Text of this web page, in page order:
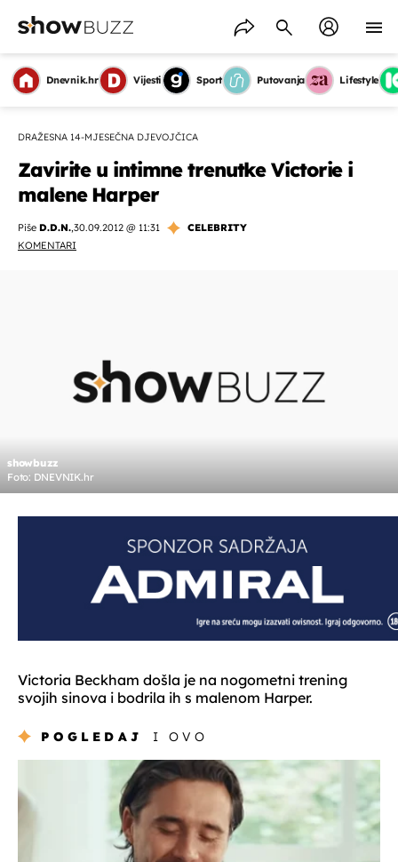
Dnevnik.hr Vijesti Sport Putovanja Lifestyle
DRAŽESNA 14-MJESEČNA DJEVOJČICA
Zavirite u intimne trenutke Victorie i
malene Harper
Piše D.D.N.,30.09.2012 @ 11:31
CELEBRITY
KOMENTARI
showbuzz
Foto: DNEVNIK.hr
Victoria Beckham došla je na nogometni trening
svojih sinova i bodrila ih s malenom Harper.
POGLEDAJ I OVO